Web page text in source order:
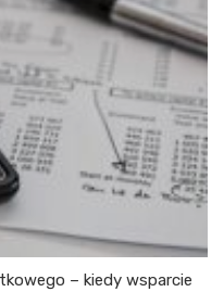
– kiedy wsparcie